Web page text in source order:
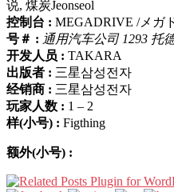
说, 煤炭Jeonseol
控制台 : MEGADRIVE /メガ
号＃ : 通用汽车公司 1293 托
开发人员 : TAKARA
出版者 : 三星삼성전자
经销商 : 三星삼성전자
玩家人数 : 1 – 2
样(小号) : Figthing
额外(小号) :